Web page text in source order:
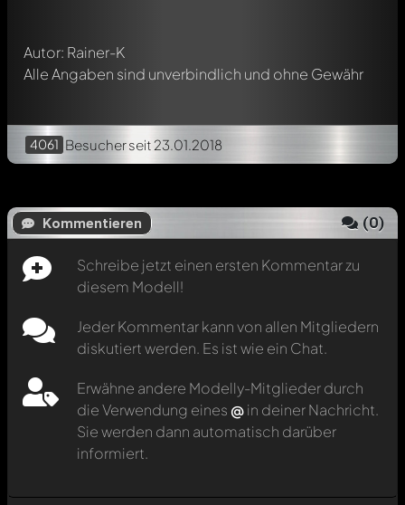
Autor: Rainer-K
Alle Angaben sind unverbindlich und ohne Gewähr
4061 Besucherseit 23.01.2018
Kommentieren (0)
Schreibe jetzt einen ersten Kommentar zu
diesem Modell!
Jeder Kommentar kann von allen Mitgliedern
diskutiert werden. Es ist wie ein Chat.
Erwähne andere Modelly-Mitglieder durch
die Verwendung eines @in deiner Nachricht.
Sie werden dann automatisch darüber
informiert.